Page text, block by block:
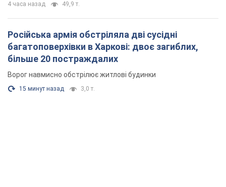
4 часа назад 49,9 т.
Російська армія обстріляла дві сусідні
багатоповерхівки в Харкові: двоє загиблих,
більше 20 постраждалих
Ворог навмисно обстрілює житлові будинки
15 минут назад 3,0 т.